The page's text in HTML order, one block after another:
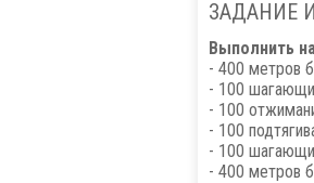
ЗАДАНИЕ
Выполнить
- 400 метров
- 100
- 100
- 100
- 100
- 400 метров